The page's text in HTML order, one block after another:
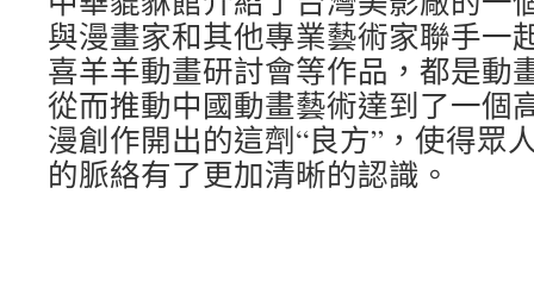
與漫畫家和其他專業藝術家聯手一
喜羊羊動畫研討會等作品，都是動
從而推動中國動畫藝術達到了一個
漫創作開出的這劑“良方”，使得眾
的脈絡有了更加清晰的認識。